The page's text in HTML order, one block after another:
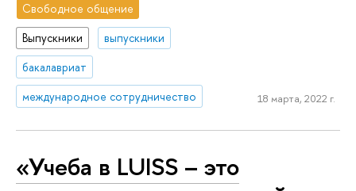
Свободное общение
Выпускники
выпускники
бакалавриат
международное сотрудничество
18 марта, 2022 г.
«Учеба в LUISS – это